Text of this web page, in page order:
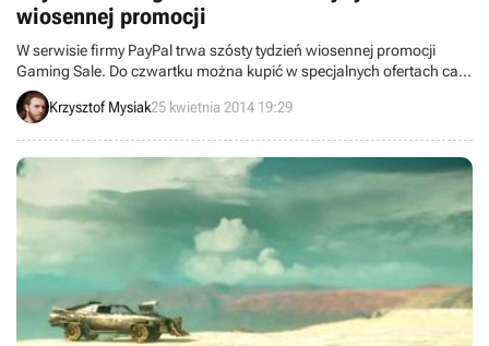
wiosennej promocji
W serwisie firmy PayPal trwa szósty tydzień wiosennej promocji
Gaming Sale. Do czwartku można kupić w specjalnych ofertach całe
gry (np. Call of Duty: Modern Warfare 2, Deus Ex: Bunt ludzkości),
specjalne pakiety dla tytułów opartych na subskrypcji lub
abonament Xbox Live Gold. Warto też wspomnieć o zniżce na
zakupy w serwisie eBay.
Krzysztof Mysiak25 kwietnia 2014 19:29